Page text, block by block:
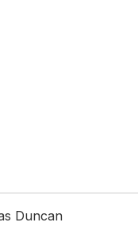
Duncan